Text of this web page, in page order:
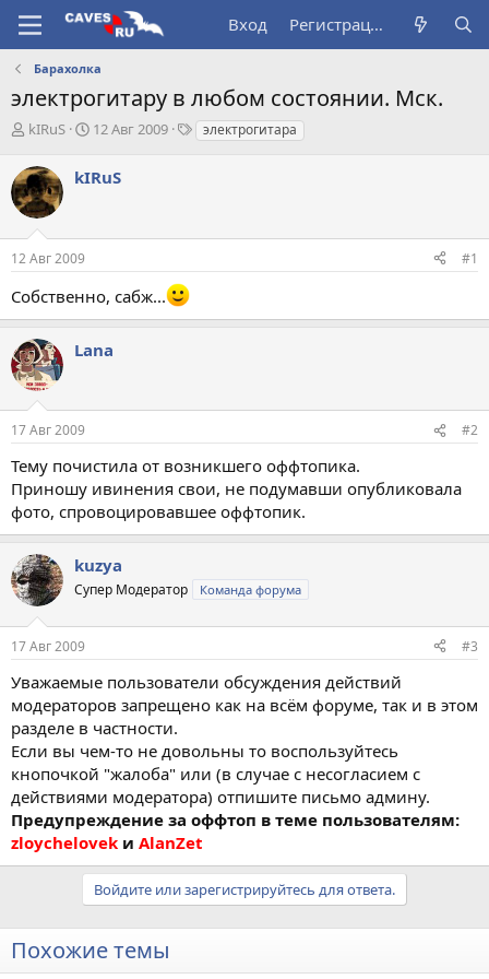
Вход Регистрация
Барахолка
электрогитару в любом состоянии. Мск.
А
т
о
р
е
м
ы
kIRuS
Д
а
ч
а
12 Авг 2009
Тэлектрогитара
kIRuS
12 Авг 2009 #1
Собственно, сабж...
Lana
17 Авг 2009 #2
Тему почистила от возникшего оффтопика.
Приношу ивинения свои, не подумавши опубликовала
фото, спровоцировавшее оффтопик.
kuzya
Супер Модератор Команда форума
17 Авг 2009 #3
Уважаемые пользователи обсуждения действий
модераторов запрещено как на всём форуме, так и в этом
разделе в частности.
Если вы чем-то не довольны то воспользуйтесь
кнопочкой "жалоба" или (в случае с несогласием с
действиями модератора) отпишите письмо админу.
Предупреждение за оффтоп в теме пользователям:
zloychelovek и AlanZet
Войдите или зарегистрируйтесь для ответа.
Похожие темы